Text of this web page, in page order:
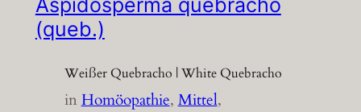
(queb.)
Weißer Quebracho | White Quebracho
inHomöopathie, Mittel